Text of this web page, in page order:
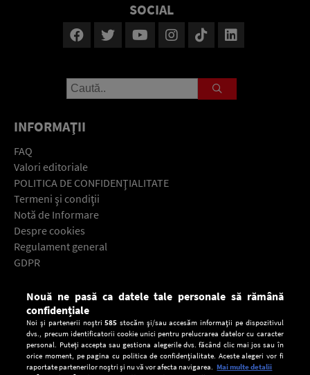
SOCIAL
INFORMAŢII
FAQ
Valori editoriale
POLITICA DE CONFIDENŢIALITATE
Termeni şi condiţii
Notă de Informare
Despre cookies
Regulament general
GDPR
Descarcă gratuit aplicaţia Europa FM pentru smartphone:
Nouă ne pasă ca datele tale personale să rămână
confidențiale
Noi și partenerii noștri585 stocăm și/sau accesăm informații pe dispozitivul
dvs., precum identificatorii cookie unici pentru prelucrarea datelor cu caracter
personal. Puteți accepta sau gestiona alegerile dvs. făcând clic mai jos sau în
orice moment, pe pagina cu politica de confidențialitate. Aceste alegeri vor fi
raportate partenerilor noștri și nu vă vor afecta navigarea. Mai multe detalii